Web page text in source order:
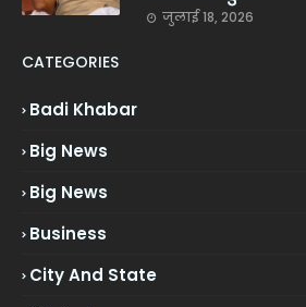
जुलाई 18, 2026
CATEGORIES
Badi Khabar
Big News
Big News
Business
City And State